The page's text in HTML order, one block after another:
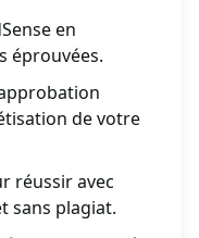
en
éprouvées.
de votre
réussir avec
sans plagiat.